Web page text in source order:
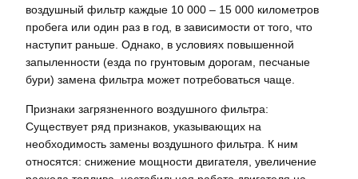
воздушный фильтр каждые 10 000 – 15 000 километров
пробега или один раз в год, в зависимости от того, что
наступит раньше. Однако, в условиях повышенной
запыленности (езда по грунтовым дорогам, песчаные
бури) замена фильтра может потребоваться чаще.
Признаки загрязненного воздушного фильтра:
Существует ряд признаков, указывающих на
необходимость замены воздушного фильтра. К ним
относятся: снижение мощности двигателя, увеличение